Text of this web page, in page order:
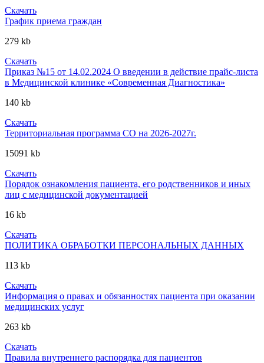
Скачать
График приема граждан
279 kb
Скачать
Приказ №15 от 14.02.2024 О введении в действие прайс-листа
в Медицинской клинике «Современная Диагностика»
140 kb
Скачать
Территориальная программа СО на 2026-2027г.
15091 kb
Скачать
Порядок ознакомления пациента, его родственников и иных
лиц с медицинской документацией
16 kb
Скачать
ПОЛИТИКА ОБРАБОТКИ ПЕРСОНАЛЬНЫХ ДАННЫХ
113 kb
Скачать
Информация о правах и обязанностях пациента при оказании
медицинских услуг
263 kb
Скачать
Правила внутреннего распорядка для пациентов